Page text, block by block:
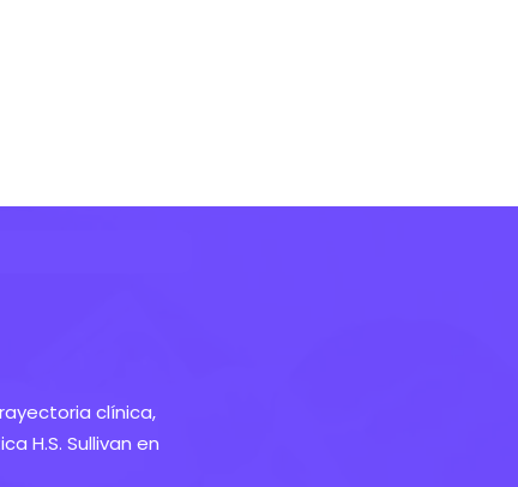
clínica,
H.S. Sullivan en